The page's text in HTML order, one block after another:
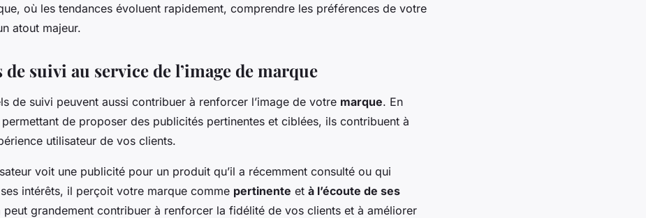
où les tendances évoluent rapidement, comprendre les préférences de votre
atout majeur.
de suivi au service de l’image de marque
de suivi peuvent aussi contribuer à renforcer l’image de votre marque. En
de proposer des publicités pertinentes et ciblées, ils contribuent à
utilisateur de vos clients.
voit une publicité pour un produit qu’il a récemment consulté ou qui
intérêts, il perçoit votre marque comme pertinente et à l’écoute de ses
peut grandement contribuer à renforcer la fidélité de vos clients et à améliorer